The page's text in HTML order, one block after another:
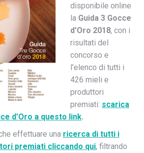
disponibile online
la Guida 3 Gocce
d’Oro 2018, con i
risultati del
concorso e
l’elenco di tutti i
426 mieli e
produttori
premiati: scarica
d’Oro a questo link.
effettuare una ricerca di tutti i
premiati cliccando qui, filtrando